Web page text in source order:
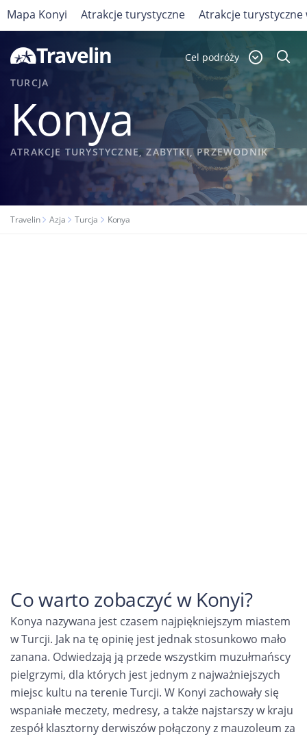
Cel podróży
TURCJA
Konya
ATRAKCJE TURYSTYCZNE, ZABYTKI, PRZEWODNIK
Travelin Azja Turcja Konya
Mapa Konyi Atrakcje turystyczne Atrakcje turystyczne
Co warto zobaczyć w Konyi?
Konya nazywana jest czasem najpiękniejszym miastem
w Turcji. Jak na tę opinię jest jednak stosunkowo mało
zanana. Odwiedzają ją przede wszystkim muzułmańscy
pielgrzymi, dla których jest jednym z najważniejszych
miejsc kultu na terenie Turcji. W Konyi zachowały się
wspaniałe meczety, medresy, a także najstarszy w kraju
zespół klasztorny derwiszów połączony z mauzoleum za